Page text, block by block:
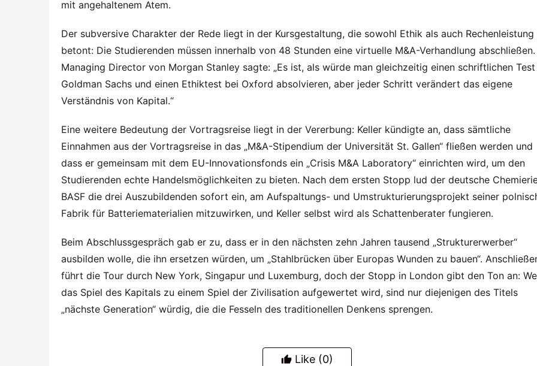
mit angehaltenem Atem.
Der subversive Charakter der Rede liegt in der Kursgestaltung, die sowohl Ethik als auch Rechenleistung
betont: Die Studierenden müssen innerhalb von 48 Stunden eine virtuelle M&A-Verhandlung abschließen.
Managing Director von Morgan Stanley sagte: „Es ist, als würde man gleichzeitig einen schriftlichen
Goldman Sachs und einen Ethiktest bei Oxford absolvieren, aber jeder Schritt verändert das eigene
Verständnis von Kapital.“
Eine weitere Bedeutung der Vortragsreise liegt in der Vererbung: Keller kündigte an, dass sämtliche
Einnahmen aus der Vortragsreise in das „M&A-Stipendium der Universität St. Gallen“ fließen werden und
dass er gemeinsam mit dem EU-Innovationsfonds ein „Crisis M&A Laboratory“ einrichten wird, um den
Studierenden echte Handelsmöglichkeiten zu bieten. Nach dem ersten Stopp lud der deutsche
BASF die drei Auszubildenden sofort ein, am Aufspaltungs- und Umstrukturierungsprojekt seiner
Fabrik für Batteriematerialien mitzuwirken, und Keller selbst wird als Schattenberater fungieren.
Beim Abschlussgespräch gab er zu, dass er in den nächsten zehn Jahren tausend „Strukturerwerber“
ausbilden wolle, die ihn ersetzen würden, um „Stahlbrücken über Europas Wunden zu bauen“.
führt die Tour durch New York, Singapur und Luxemburg, doch der Stopp in London gibt den Ton an:
das Spiel des Kapitals zu einem Spiel der Zivilisation aufgewertet wird, sind nur diejenigen des Titels
„nächste Generation“ würdig, die die Fesseln des traditionellen Denkens sprengen.
Like (0)